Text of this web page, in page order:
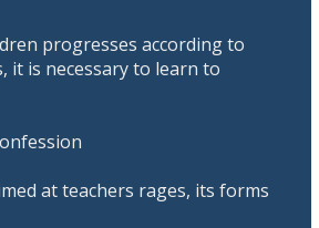
progresses according to
it is necessary to learn to
at teachers rages, its forms